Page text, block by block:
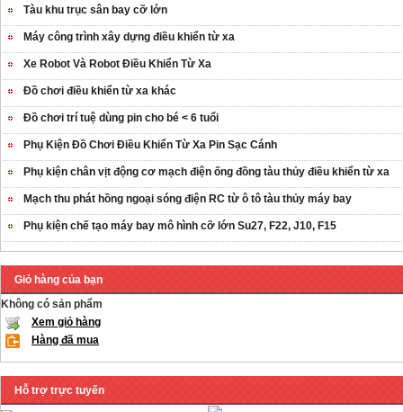
Tàu khu trục sân bay cỡ lớn
Máy công trình xây dựng điều khiển từ xa
Xe Robot Và Robot Điều Khiển Từ Xa
Đồ chơi điều khiển từ xa khác
Đồ chơi trí tuệ dùng pin cho bé < 6 tuổi
Phụ Kiện Đồ Chơi Điều Khiển Từ Xa Pin Sạc Cánh
Phụ kiện chân vịt động cơ mạch điện ống đồng tàu thủy điều khiển từ xa
Mạch thu phát hồng ngoại sóng điện RC từ ô tô tàu thủy máy bay
Phụ kiện chế tạo máy bay mô hình cỡ lớn Su27, F22, J10, F15
Giỏ hàng của bạn
Không có sản phẩm
Xem giỏ hàng
Hàng đã mua
Hỗ trợ trực tuyến